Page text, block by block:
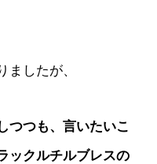
ましたが、
つつも、言いたいこ
ックルチルブレスの